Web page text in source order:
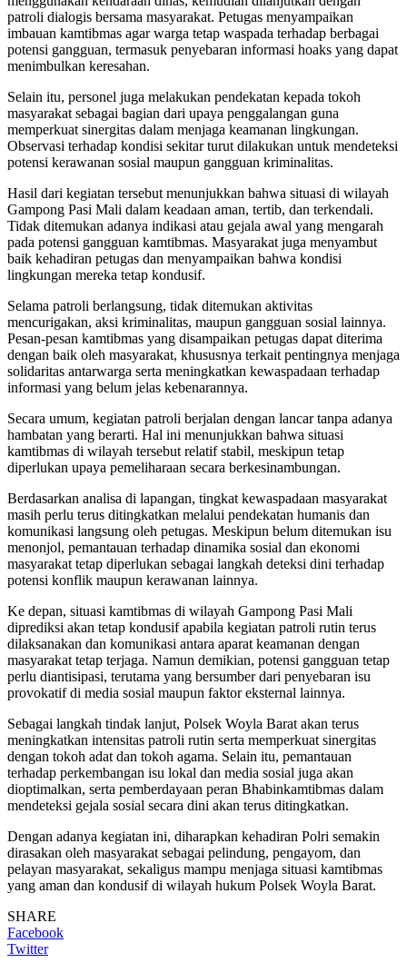
patroli dialogis bersama masyarakat. Petugas menyampaikan
imbauan kamtibmas agar warga tetap waspada terhadap berbagai
potensi gangguan, termasuk penyebaran informasi hoaks yang dapat
menimbulkan keresahan.
Selain itu, personel juga melakukan pendekatan kepada tokoh
masyarakat sebagai bagian dari upaya penggalangan guna
memperkuat sinergitas dalam menjaga keamanan lingkungan.
Observasi terhadap kondisi sekitar turut dilakukan untuk mendeteksi
potensi kerawanan sosial maupun gangguan kriminalitas.
Hasil dari kegiatan tersebut menunjukkan bahwa situasi di wilayah
Gampong Pasi Mali dalam keadaan aman, tertib, dan terkendali.
Tidak ditemukan adanya indikasi atau gejala awal yang mengarah
pada potensi gangguan kamtibmas. Masyarakat juga menyambut
baik kehadiran petugas dan menyampaikan bahwa kondisi
lingkungan mereka tetap kondusif.
Selama patroli berlangsung, tidak ditemukan aktivitas
mencurigakan, aksi kriminalitas, maupun gangguan sosial lainnya.
Pesan-pesan kamtibmas yang disampaikan petugas dapat diterima
dengan baik oleh masyarakat, khususnya terkait pentingnya menjaga
solidaritas antarwarga serta meningkatkan kewaspadaan terhadap
informasi yang belum jelas kebenarannya.
Secara umum, kegiatan patroli berjalan dengan lancar tanpa adanya
hambatan yang berarti. Hal ini menunjukkan bahwa situasi
kamtibmas di wilayah tersebut relatif stabil, meskipun tetap
diperlukan upaya pemeliharaan secara berkesinambungan.
Berdasarkan analisa di lapangan, tingkat kewaspadaan masyarakat
masih perlu terus ditingkatkan melalui pendekatan humanis dan
komunikasi langsung oleh petugas. Meskipun belum ditemukan isu
menonjol, pemantauan terhadap dinamika sosial dan ekonomi
masyarakat tetap diperlukan sebagai langkah deteksi dini terhadap
potensi konflik maupun kerawanan lainnya.
Ke depan, situasi kamtibmas di wilayah Gampong Pasi Mali
diprediksi akan tetap kondusif apabila kegiatan patroli rutin terus
dilaksanakan dan komunikasi antara aparat keamanan dengan
masyarakat tetap terjaga. Namun demikian, potensi gangguan tetap
perlu diantisipasi, terutama yang bersumber dari penyebaran isu
provokatif di media sosial maupun faktor eksternal lainnya.
Sebagai langkah tindak lanjut, Polsek Woyla Barat akan terus
meningkatkan intensitas patroli rutin serta memperkuat sinergitas
dengan tokoh adat dan tokoh agama. Selain itu, pemantauan
terhadap perkembangan isu lokal dan media sosial juga akan
dioptimalkan, serta pemberdayaan peran Bhabinkamtibmas dalam
mendeteksi gejala sosial secara dini akan terus ditingkatkan.
Dengan adanya kegiatan ini, diharapkan kehadiran Polri semakin
dirasakan oleh masyarakat sebagai pelindung, pengayom, dan
pelayan masyarakat, sekaligus mampu menjaga situasi kamtibmas
yang aman dan kondusif di wilayah hukum Polsek Woyla Barat.
SHARE
Facebook
Twitter